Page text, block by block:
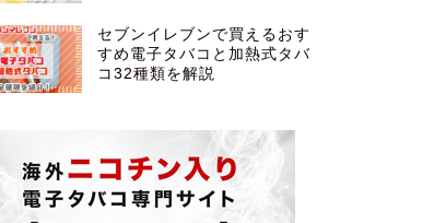
セブンイレブンで買えるおす
すめ電子タバコと加熱式タバ
コ32種類を解説